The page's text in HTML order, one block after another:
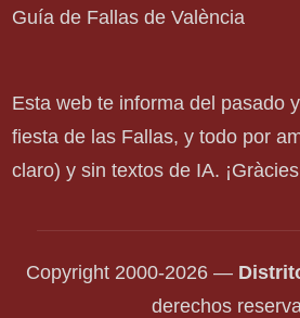
Guía de Fallas de València
Esta web te informa del pasado
fiesta de las Fallas, y todo por
claro) y sin textos de IA.
Copyright 2000-2026 —
derechos